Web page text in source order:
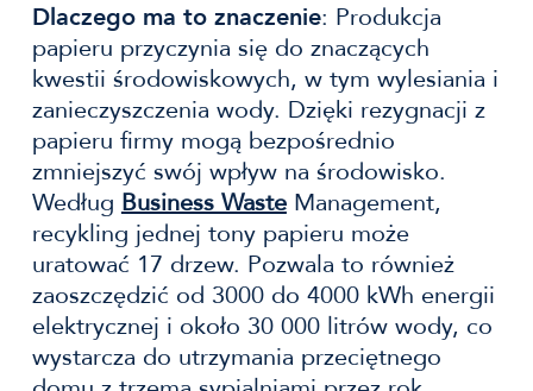
Dlaczego ma to znaczenie: Produkcja
papieru przyczynia się do znaczących
kwestii środowiskowych, w tym wylesiania i
zanieczyszczenia wody. Dzięki rezygnacji z
papieru firmy mogą bezpośrednio
zmniejszyć swój wpływ na środowisko.
Według Business WasteManagement,
recykling jednej tony papieru może
uratować 17 drzew. Pozwala to również
zaoszczędzić od 3000 do 4000 kWh energii
elektrycznej i około 30 000 litrów wody, co
wystarcza do utrzymania przeciętnego